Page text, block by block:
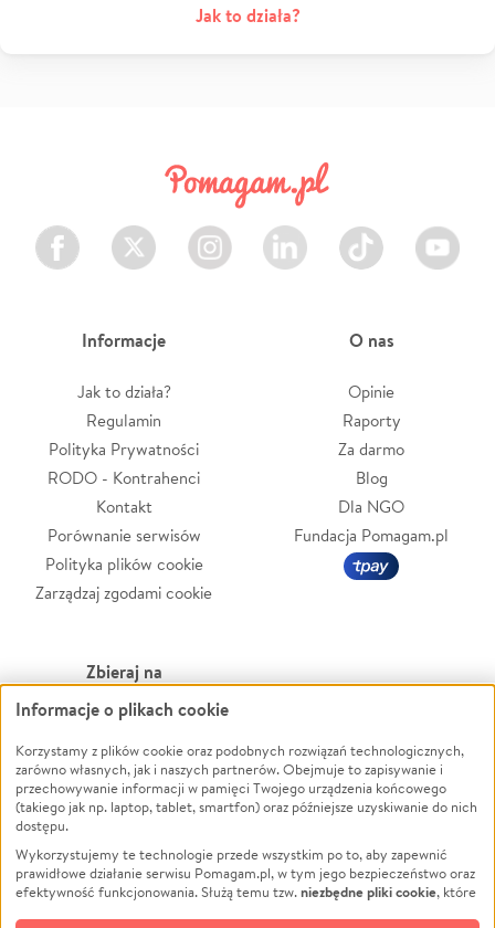
Jak to działa?
Facebook Twitter Instagram LinkedIn TikTok Youtube
Informacje
Jak to działa?
Regulamin
Polityka Prywatności
RODO - Kontrahenci
Kontakt
Porównanie serwisów
Polityka plików cookie
Zarządzaj zgodami cookie
O nas
Opinie
Raporty
Za darmo
Blog
Dla NGO
Fundacja Pomagam.pl
Zbieraj na
Leczenie
Zwierzęta
Pożar
Ukraina
Pomoc Finansowa
Projekty
Powódź
Wichura
NGO
Edukacja
Podróż
Informacje o plikach cookie
Korzystamy z plików cookie oraz podobnych rozwiązań technologicznych,
zarówno własnych, jak i naszych partnerów. Obejmuje to zapisywanie i
przechowywanie informacji w pamięci Twojego urządzenia końcowego
(takiego jak np. laptop, tablet, smartfon) oraz późniejsze uzyskiwanie do nich
dostępu.
Wykorzystujemy te technologie przede wszystkim po to, aby zapewnić
prawidłowe działanie serwisu Pomagam.pl, w tym jego bezpieczeństwo oraz
efektywność funkcjonowania. Służą temu tzw.niezbędne pliki cookie, które